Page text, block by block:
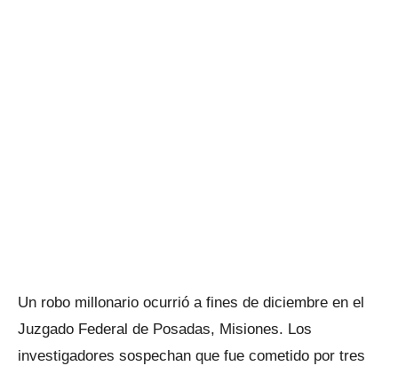
Un robo millonario ocurrió a fines de diciembre en el
Juzgado Federal de Posadas, Misiones. Los
investigadores sospechan que fue cometido por tres